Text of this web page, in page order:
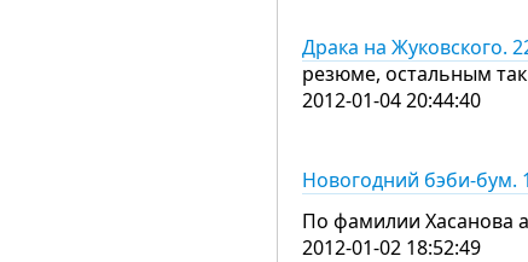
Драка на Жуковского.
резюме, остальным
2012-01-04 20:44:40
Новогодний бэби-бум.
По фамилии Хасанова
2012-01-02 18:52:49